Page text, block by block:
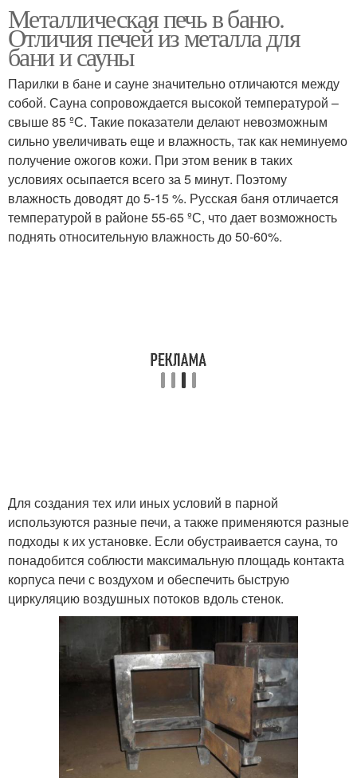
Железная печь Печь из металла
Самодельные печи Печи для русской бани
Металлическая печь в баню.
Отличия печей из металла для
бани и сауны
Парилки в бане и сауне значительно отличаются между
собой. Сауна сопровождается высокой температурой –
свыше 85 ºС. Такие показатели делают невозможным
сильно увеличивать еще и влажность, так как неминуемо
получение ожогов кожи. При этом веник в таких
условиях осыпается всего за 5 минут. Поэтому
влажность доводят до 5-15 %. Русская баня отличается
температурой в районе 55-65 ºС, что дает возможность
поднять относительную влажность до 50-60%.
Для создания тех или иных условий в парной
используются разные печи, а также применяются разные
подходы к их установке. Если обустраивается сауна, то
понадобится соблюсти максимальную площадь контакта
корпуса печи с воздухом и обеспечить быструю
циркуляцию воздушных потоков вдоль стенок.